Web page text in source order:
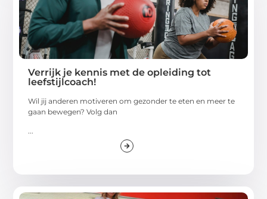
Verrijk je kennis met de opleiding tot
leefstijlcoach!
Wil jij anderen motiveren om gezonder te eten en meer te
gaan bewegen? Volg dan
...